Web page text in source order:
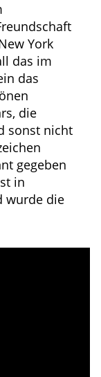
York
das im
das
die
sonst nicht
gegeben
in
wurde die